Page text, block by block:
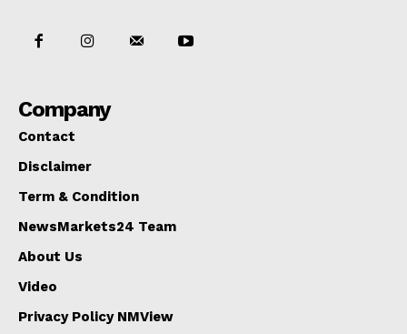
Company
Contact
Disclaimer
Term & Condition
NewsMarkets24 Team
About Us
Video
Privacy Policy NMView